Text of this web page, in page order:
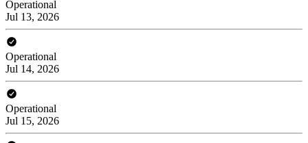
Operational
Jul 13, 2026
Operational
Jul 14, 2026
Operational
Jul 15, 2026